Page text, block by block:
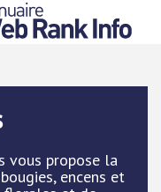
vous propose la
encens et